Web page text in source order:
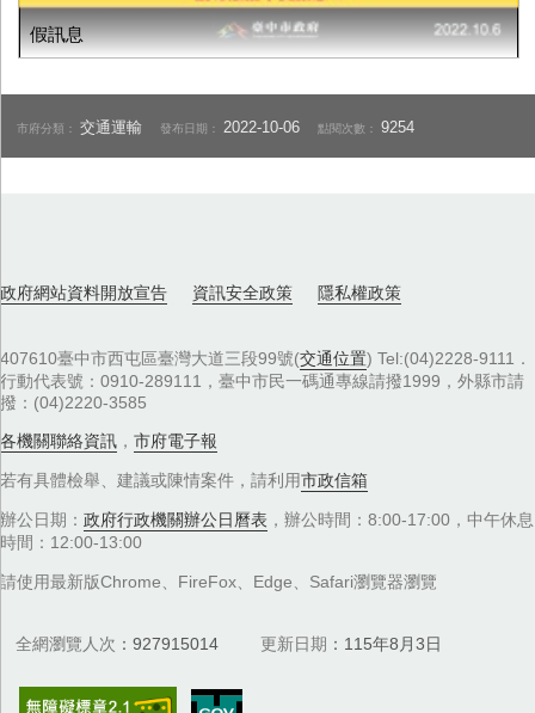
假訊息
市府分類：交通運輸 發布日期：2022-10-06 點閱次數：9254
政府網站資料開放宣告 資訊安全政策 隱私權政策
407610臺中市西屯區臺灣大道三段99號(交通位置) Tel:(04)2228-9111．
行動代表號：0910-289111，臺中市民一碼通專線請撥1999，外縣市請
撥：(04)2220-3585
各機關聯絡資訊 ， 市府電子報
若有具體檢舉、建議或陳情案件，請利用市政信箱
辦公日期： 政府行政機關辦公日曆表 ，辦公時間：8:00-17:00，中午休息
時間：12:00-13:00
請使用最新版Chrome、FireFox、Edge、Safari瀏覽器瀏覽
全網瀏覽人次 927915014 更新日期 115年8月3日